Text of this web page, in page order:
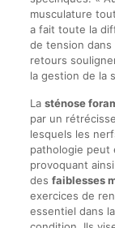
musculature
a fait toute la
de tension dans
retours
la gestion de la
La sténose
par un
lesquels les
pathologie peut
provoquant
des faiblesses
exercices de
essentiel dans